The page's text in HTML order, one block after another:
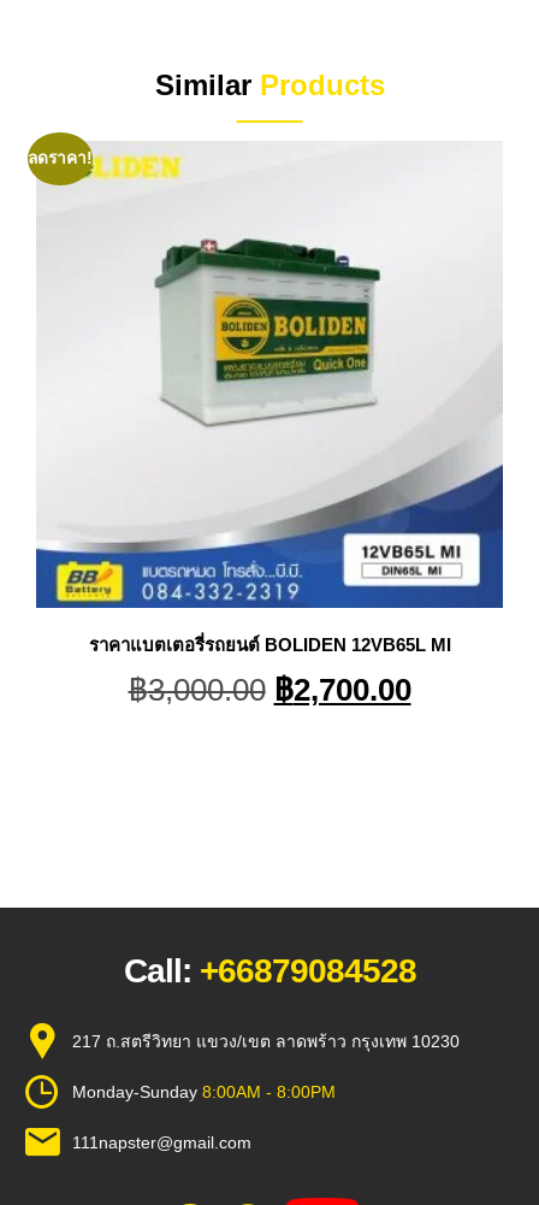
Similar Products
ลดราคา!
ราคาแบตเตอรี่รถยนต์ BOLIDEN 12VB65L MI
฿3,000.00 Original
price
฿2,700.00Current
price
Call: +66879084528
217 ถ.สตรีวิทยา แขวง/เขต ลาดพร้าว กรุงเทพ 10230
Monday-Sunday 8:00AM - 8:00PM
111napster@gmail.com